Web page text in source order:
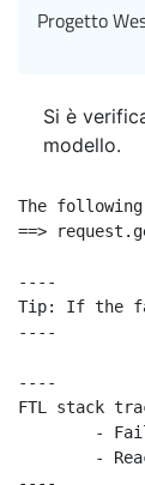
Si è
modello.
The
==>
----
Tip: If the
----
----
FTL stack
Progetto